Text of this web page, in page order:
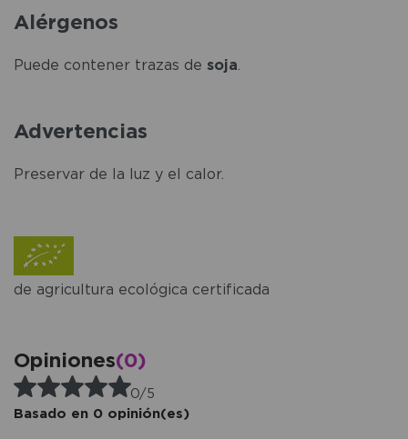
Alérgenos
Puede contener trazas de soja
Advertencias
Preservar de la luz y el calor.
de agricultura ecológica certificada
Opiniones(0)
0/5
Basado en 0 opinión(es)